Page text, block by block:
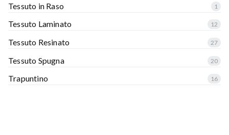
Tessuto in Raso 1
Tessuto Laminato 12
Tessuto Resinato 27
Tessuto Spugna 20
Trapuntino 16